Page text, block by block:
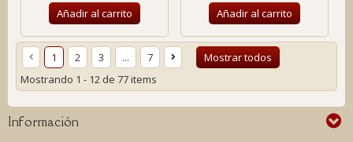
Añadir al carrito Añadir al carrito
Mostrar todos
1 2 3 ...
7
Mostrando 1 - 12 de 77 items
Información